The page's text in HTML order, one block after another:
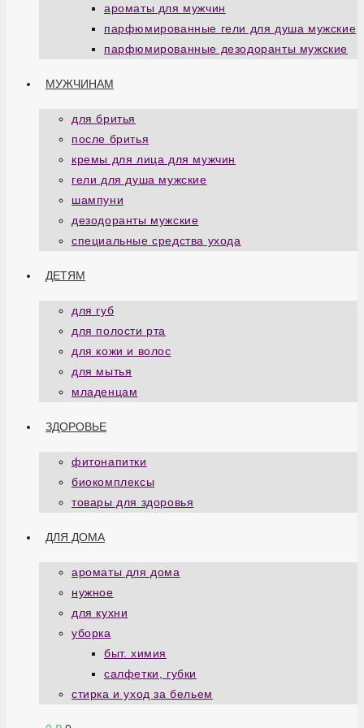
ароматы для мужчин
парфюмированные гели для душа мужские
парфюмированные дезодоранты мужские
МУЖЧИНАМ
для бритья
после бритья
кремы для лица для мужчин
гели для душа мужские
шампуни
дезодоранты мужские
специальные средства ухода
ДЕТЯМ
для губ
для полости рта
для кожи и волос
для мытья
младенцам
ЗДОРОВЬЕ
фитонапитки
биокомплексы
товары для здоровья
ДЛЯ ДОМА
ароматы для дома
нужное
для кухни
уборка
быт. химия
салфетки, губки
стирка и уход за бельем